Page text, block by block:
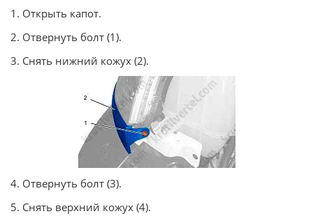
1. Открыть капот.
2. Отвернуть болт (1).
3. Снять нижний кожух (2).
4. Отвернуть болт (3).
5. Снять верхний кожух (4).